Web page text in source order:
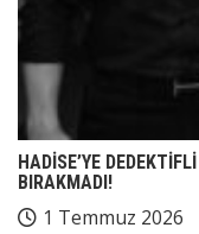
HADİSE’YE
BIRAKMADI!
1 Temmuz 2026